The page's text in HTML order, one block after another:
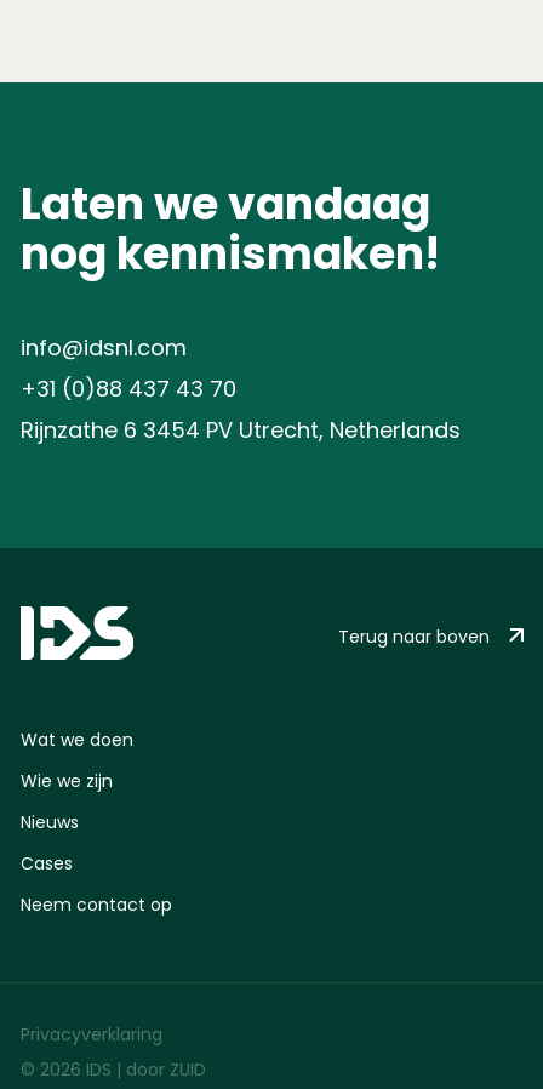
Laten we vandaag
nog kennismaken!
info@idsnl.com
+31 (0)88 437 43 70
Rijnzathe 6 3454 PV Utrecht, Netherlands
Wat we doen
Wie we zijn
Nieuws
Cases
Neem contact op
Terug naar boven
Privacyverklaring
© 2026 IDS | door ZUID